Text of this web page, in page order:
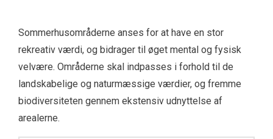
Sommerhusområderne anses for at have en stor
rekreativ værdi, og bidrager til øget mental og fysisk
velvære. Områderne skal indpasses i forhold til de
landskabelige og naturmæssige værdier, og fremme
biodiversiteten gennem ekstensiv udnyttelse af
arealerne.